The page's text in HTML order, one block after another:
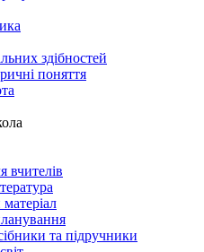
здібностей
поняття
вчителів
та підручники